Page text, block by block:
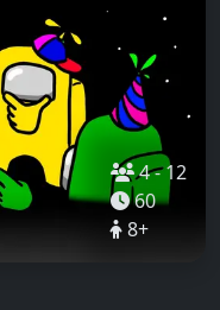
4-12
60
8+